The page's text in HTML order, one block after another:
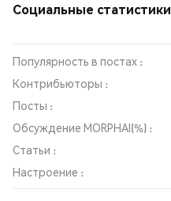
Социальные статистики
Популярность в постах :
Контрибьюторы :
Посты :
Обсуждение MORPHAI(%) :
Статьи :
Настроение :